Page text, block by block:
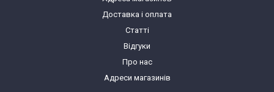
Доставка і оплата
Статті
Відгуки
Про нас
Адреси магазинів